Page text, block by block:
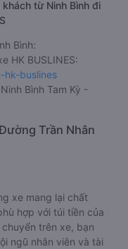
từ Ninh Bình đi
Bình:
HK BUSLINES:
hk-buslines
Bình Tam Kỳ -
Trần Nhân
xe mang lại chất
hợp với túi tiền của
trên xe, bạn
ngũ nhân viên và tài